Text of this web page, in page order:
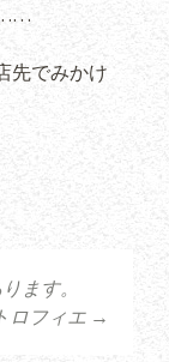
……
先でみかけ
ョ
ます。
ロフィエ →